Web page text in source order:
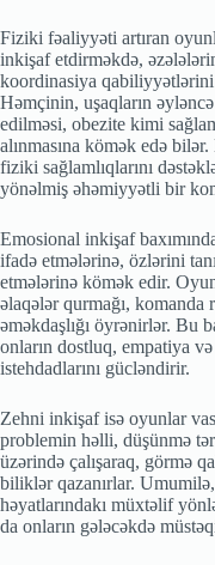
Fiziki fəaliyyəti artıran
inkişaf etdirməkdə,
koordinasiya qabiliyyətlərini
Həmçinin, uşaqların
edilməsi, obezite kimi
alınmasına kömək edə
fiziki sağlamlıqlarını
yönəlmiş əhəmiyyətli bir
Emosional inkişaf
ifadə etmələrinə, özlərini
etmələrinə kömək edir.
əlaqələr qurmağı, komanda
əməkdaşlığı öyrənirlər. Bu
onların dostluq, empatiya
istehdadlarını gücləndirir.
Zehni inkişaf isə oyunlar
problemin həlli, düşünmə
üzərində çalışaraq, görmə
biliklər qazanırlar.
həyatlarındakı müxtəlif
da onların gələcəkdə